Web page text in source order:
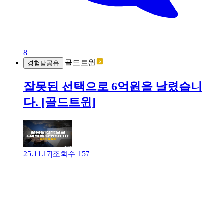
8
경험담공유 |골드트윈
잘못된 선택으로 6억원을 날렸습니
다. [골드트윈]
25.11.17|조회수 157